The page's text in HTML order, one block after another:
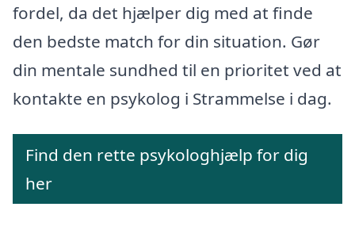
fordel, da det hjælper dig med at finde
den bedste match for din situation. Gør
din mentale sundhed til en prioritet ved at
kontakte en psykolog i Strammelse i dag.
Find den rette psykologhjælp for dig
her